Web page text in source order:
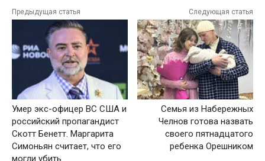
Предыдущая статья
Умер экс-офицер ВС США и
российский пропагандист
Скотт Бенетт. Маргарита
Симоньян считает, что его
могли убить
Следующая статья
Семья из Набережных
Челнов готова назвать
своего пятнадцатого
ребенка Орешником